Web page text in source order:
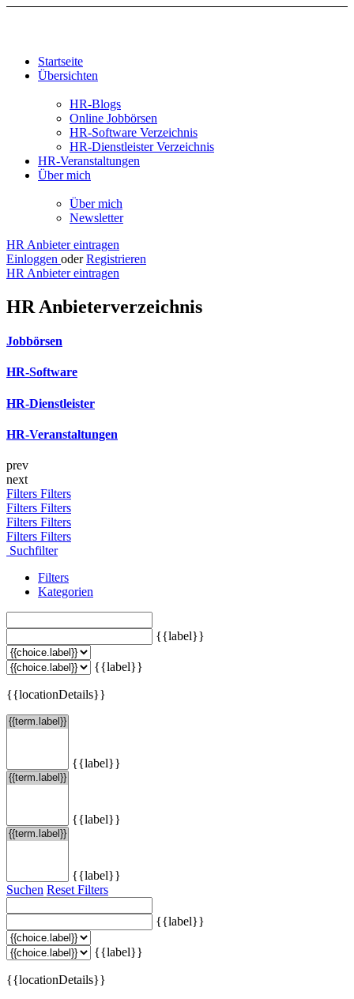
Startseite
Übersichten
HR-Blogs
Online Jobbörsen
HR-Software Verzeichnis
HR-Dienstleister Verzeichnis
HR-Veranstaltungen
Über mich
Über mich
Newsletter
HR Anbieter eintragen
Einloggen oder Registrieren
HR Anbieter eintragen
HR Anbieterverzeichnis
Jobbörsen
HR-Software
HR-Dienstleister
HR-Veranstaltungen
prev
next
Filters Filters
Filters Filters
Filters Filters
Filters Filters
Suchfilter
Filters
Kategorien
{{label}}
{{label}}
{{locationDetails}}
{{label}}
{{label}}
{{label}}
Suchen Reset Filters
{{label}}
{{label}}
{{locationDetails}}